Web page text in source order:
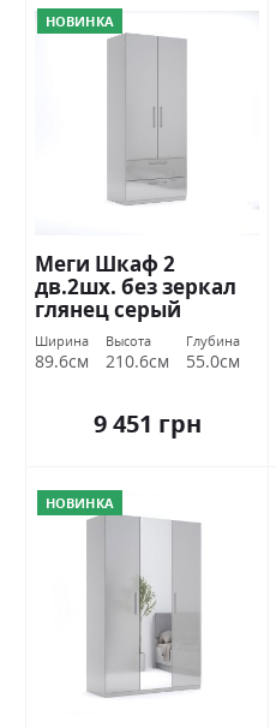
НОВИНКА
Меги Шкаф 2
дв.2шх. без зеркал
глянец серый
шиншилла
Миромарк
Ширина
89.6см
Высота
210.6см
Глубина
55.0см
9 451 грн
НОВИНКА